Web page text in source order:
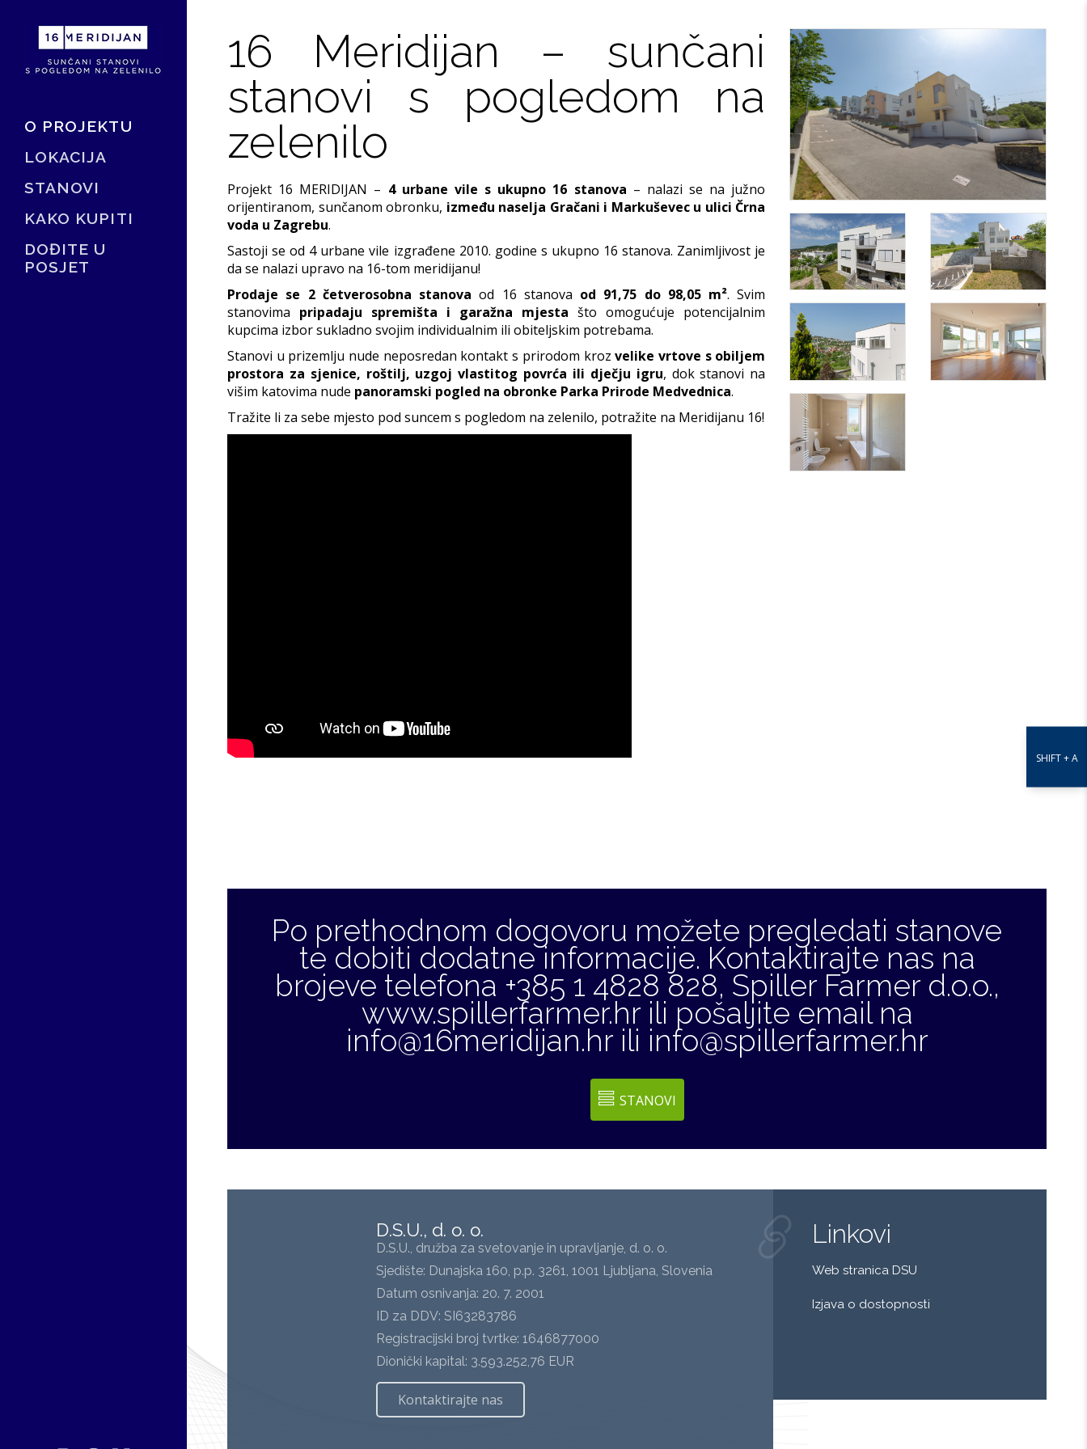
O PROJEKTU
LOKACIJA
STANOVI
KAKO KUPITI
DOĐITE U
POSJET
16 Meridijan – sunčani
stanovi s pogledom na
zelenilo
Projekt 16 MERIDIJAN – 4 urbane vile s ukupno 16 stanova – nalazi se na južno
orijentiranom, sunčanom obronku, između naselja Gračani i Markuševec u ulici Črna
voda u Zagrebu.
Sastoji se od 4 urbane vile izgrađene 2010. godine s ukupno 16 stanova. Zanimljivost je
da se nalazi upravo na 16-tom meridijanu!
Prodaje se 2 četverosobna stanovaod 16 stanova od 91,75 do 98,05 m². Svim
stanovima pripadaju spremišta i garažna mjesta što omogućuje potencijalnim
kupcima izbor sukladno svojim individualnim ili obiteljskim potrebama.
Stanovi u prizemlju nude neposredan kontakt s prirodom krozvelike vrtove s obiljem
prostora za sjenice, roštilj, uzgoj vlastitog povrća ili dječju igru, dok stanovi na
višim katovima nude panoramski pogled na obronke Parka Prirode Medvednica.
Tražite li za sebe mjesto pod suncem s pogledom na zelenilo, potražite na Meridijanu 16!
Po prethodnom dogovoru možete pregledati stanove
te dobiti dodatne informacije. Kontaktirajte nas na
brojeve telefona +385 1 4828 828, Spiller Farmer d.o.o.,
www.spillerfarmer.hr ili pošaljite email na
info@16meridijan.hr ili info@spillerfarmer.hr
STANOVI
D.S.U., d. o. o.
D.S.U., družba za svetovanje in upravljanje, d. o. o.
Sjedište: Dunajska 160, p.p. 3261, 1001 Ljubljana, Slovenia
Datum osnivanja: 20. 7. 2001
ID za DDV: SI63283786
Registracijski broj tvrtke: 1646877000
Dionički kapital: 3.593.252,76 EUR
Kontaktirajte nas
Linkovi
Web stranica DSU
Izjava o dostopnosti
SHIFT + A